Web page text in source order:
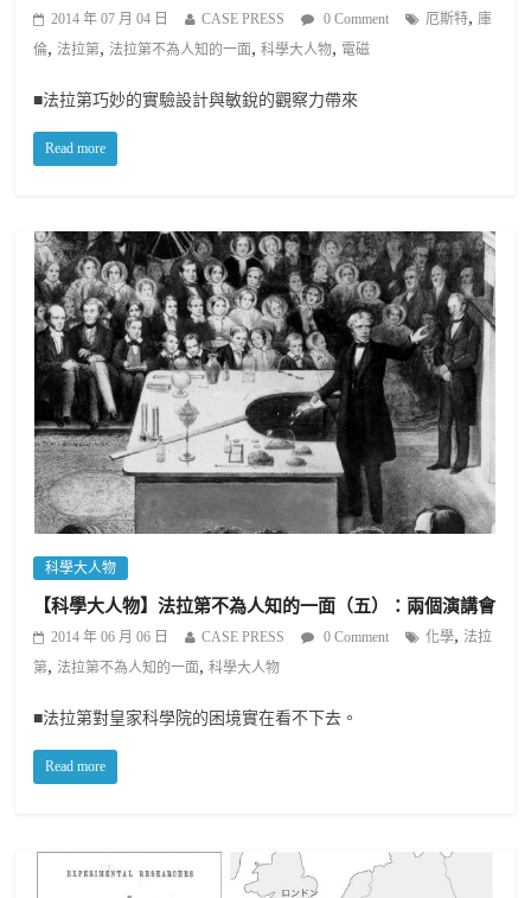
2014 年 07 月 04 日 CASE PRESS 0 Comment 厄斯特, 庫
倫, 法拉第, 法拉第不為人知的一面,科學大人物, 電磁
■法拉第巧妙的實驗設計與敏銳的觀察力帶來
Read more
科學大人物
【科學大人物】法拉第不為人知的一面（五）：兩個演講會
2014 年 06 月 06 日 CASE PRESS 0 Comment 化學, 法拉
第, 法拉第不為人知的一面,科學大人物
■法拉第對皇家科學院的困境實在看不下去。
Read more